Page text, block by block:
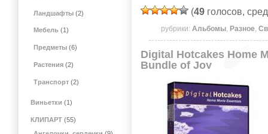
(49 голосов,
рубрики:Альбомы, Разное,
Digital Hotcakes Home
Bundle of Joy
Ландшафты (2)
Мебель (1)
Предметы (6)
Растения (2)
Транспорт (2)
Виньетки (1)
КЛИПАРТ(55)